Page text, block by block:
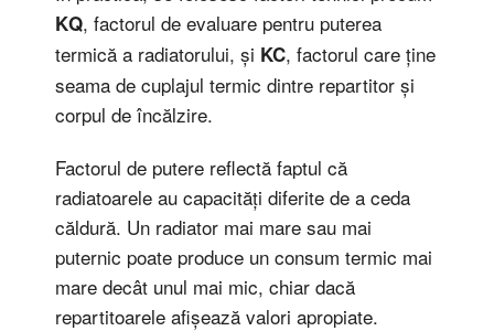
KQ, factorul de evaluare pentru puterea
termică a radiatorului, și KC, factorul care ține
seama de cuplajul termic dintre repartitor și
corpul de încălzire.
Factorul de putere reflectă faptul că
radiatoarele au capacități diferite de a ceda
căldură. Un radiator mai mare sau mai
puternic poate produce un consum termic mai
mare decât unul mai mic, chiar dacă
repartitoarele afișează valori apropiate.